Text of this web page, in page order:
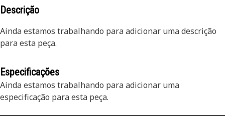
Descrição
Ainda estamos trabalhando para adicionar uma descrição
para esta peça.
Especificações
Ainda estamos trabalhando para adicionar uma
especificação para esta peça.